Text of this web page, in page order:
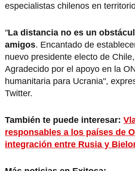
especialistas chilenos en
"La distancia no es un
amigos. Encantado de
nuevo presidente electo de
Agradecido por el apoyo en la
humanitaria para Ucrania",
Twitter.
También te puede interesar:
responsables a los países de
integración entre Rusia y